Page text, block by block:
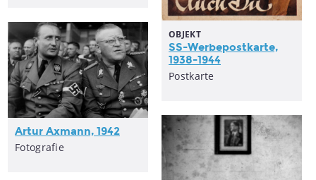
OBJEKT
SS-Werbepostkarte,
1938-1944
Postkarte
Artur Axmann, 1942
Fotografie